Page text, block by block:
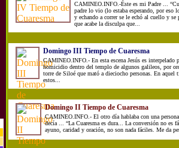
CAMINEO.INFO.-Éste es mi Padre ...
padre lo vio (lo estaba esperando, por
y echando a correr se le echó al cuello y
que acabe la disculpa que...
Domingo III Tiempo de Cuaresma
CAMINEO.INFO.- En esta escena Jesús es interpelado
homicidio dentro del templo de algunos galileos, por
torre de Siloé que mató a dieciocho personas. En aquel
estos...
Domingo II Tiempo de Cuaresma
CAMINEO.INFO.- El otro día hablaba con una
decía ... “La Cuaresma es dura... La conversión no es
ayuno, caridad y oración, no son nada fáciles. Me da